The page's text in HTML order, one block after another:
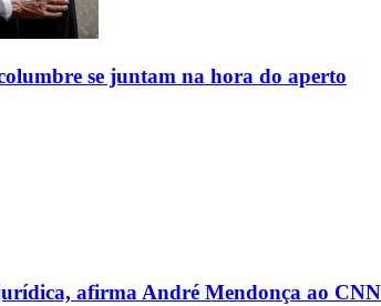
se juntam na hora do aperto
afirma André Mendonça ao